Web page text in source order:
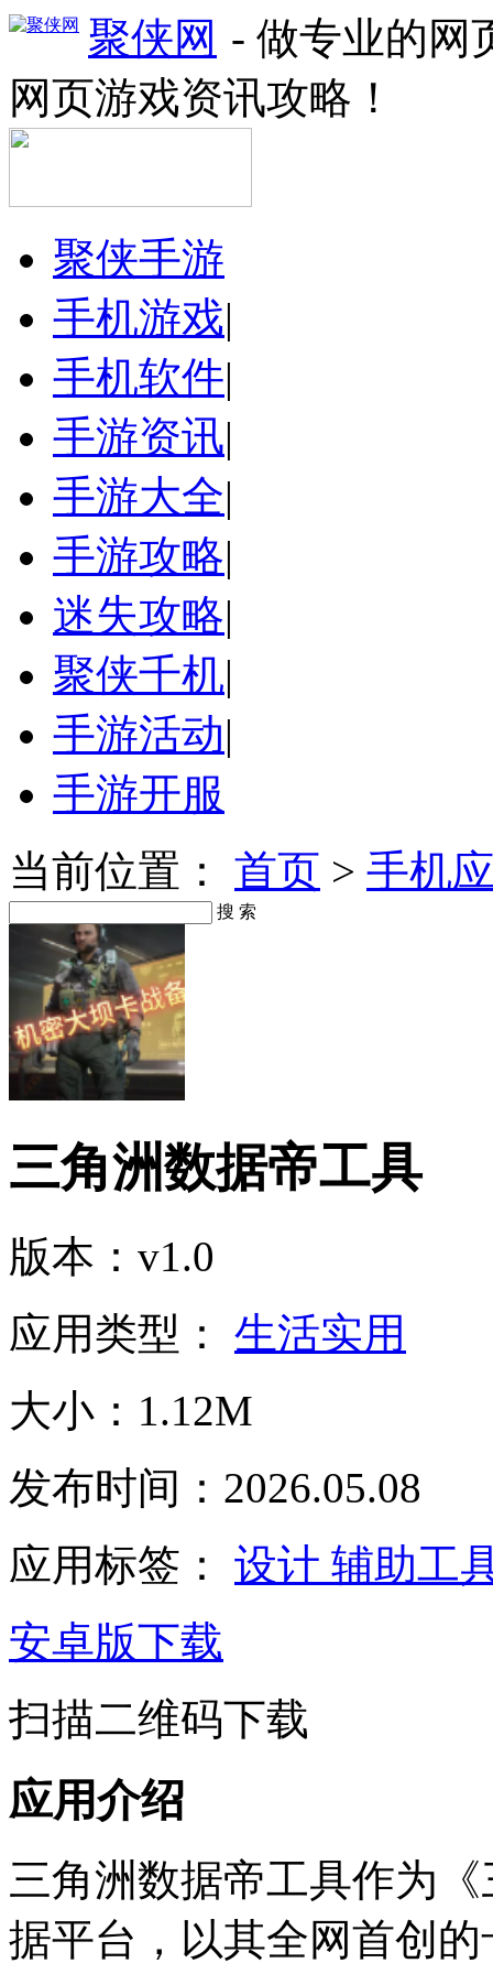
聚侠网 - 做专业的网
网页游戏资讯攻略！
聚侠手游
手机游戏|
手机软件|
手游资讯|
手游大全|
手游攻略|
迷失攻略|
聚侠千机|
手游活动|
手游开服
当前位置： 首页 > 手机
搜 索
三角洲数据帝工具
版本：v1.0
应用类型： 生活实用
大小：1.12M
发布时间：2026.05.08
应用标签： 设计 辅助工
安卓版下载
扫描二维码下载
应用介绍
三角洲数据帝工具作为
据平台，以其全网首创